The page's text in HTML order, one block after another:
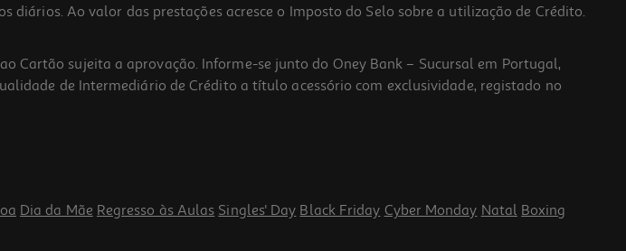
Ao valor das prestações acresce o Imposto do Selo sobre a utilização de Crédito.
Cartão sujeita a aprovação. Informe-se junto do Oney Bank – Sucursal em Portugal,
de Intermediário de Crédito a título acessório com exclusividade, registado no
Dia da Mãe Regresso às Aulas Singles' Day Black Friday Cyber Monday Natal Boxing